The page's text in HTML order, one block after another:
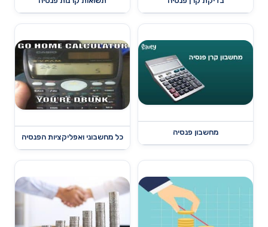
מחשבון פנסיה
כל מחשבוני ואפליקציות הפנסיה